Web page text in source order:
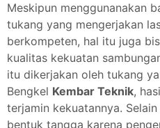
Meskipun menggunanakan
tukang yang mengerjakan
berkompeten, hal itu juga
kualitas kekuatan
itu dikerjakan oleh tukang
Bengkel Kembar Teknik,
terjamin kekuatannya.
bentuk tangga karena